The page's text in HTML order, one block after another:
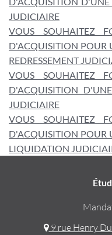
JUDICIAIRE
VOUS SOUHAITEZ
D'ACQUISITION POUR
REDRESSEMENT
VOUS SOUHAITEZ
D'ACQUISITION
JUDICIAIRE
VOUS SOUHAITEZ
D'ACQUISITION POUR
LIQUIDATION
9 rue Henry